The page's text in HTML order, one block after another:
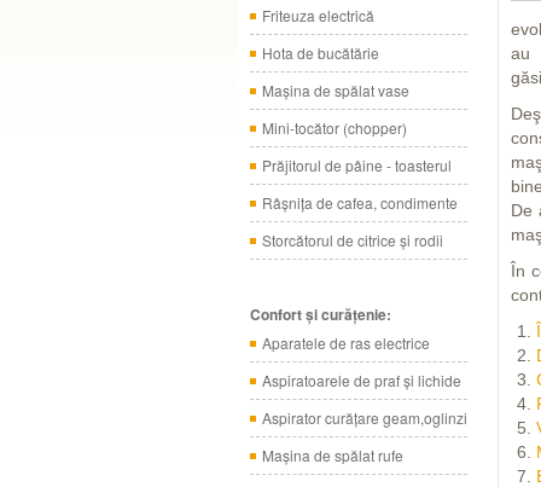
Friteuza electrică
Hota de bucătărie
Maşina de spălat vase
Mini-tocător (chopper)
Prăjitorul de pâine - toasterul
Râşniţa de cafea, condimente
Storcătorul de citrice şi rodii
Confort şi curăţenie:
Aparatele de ras electrice
Aspiratoarele de praf şi lichide
Aspirator curăţare geam,oglinzi
Maşina de spălat rufe
au
De
În